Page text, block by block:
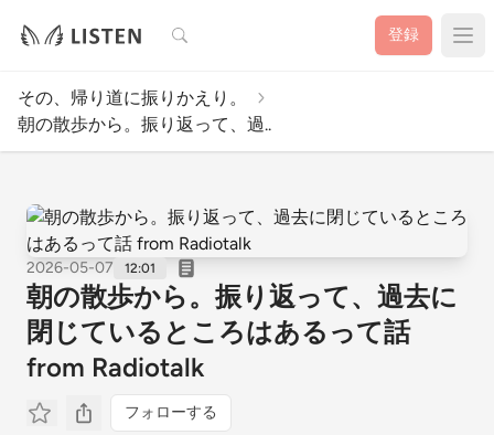
検索 登録
その、帰り道に振りかえり。
朝の散歩から。振り返って、過..
2026-05-07 12:01
朝の散歩から。振り返って、過去に
閉じているところはあるって話
from Radiotalk
フォローする